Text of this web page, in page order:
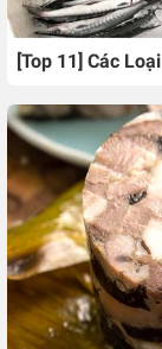
[Top 11] Các